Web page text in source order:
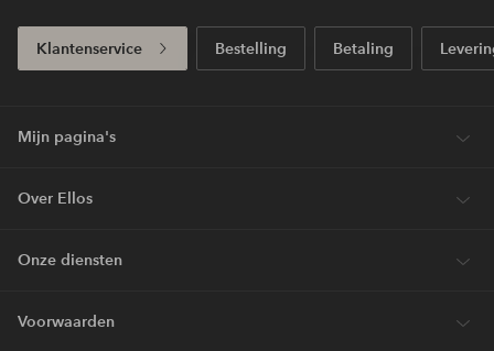
Klantenservice Bestelling Betaling
Mijn pagina's
Over Ellos
Onze diensten
Voorwaarden